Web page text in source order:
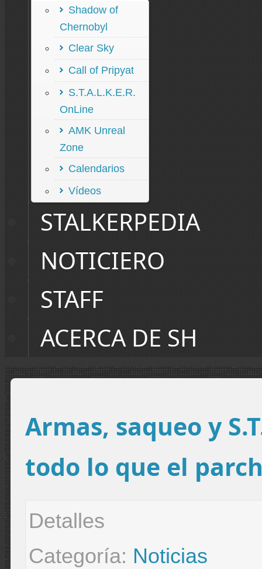
Shadow of
Chernobyl
Clear Sky
Call of Pripyat
S.T.A.L.K.E.R.
OnLine
AMK Unreal
Zone
Calendarios
Vídeos
STALKERPEDIA
NOTICIERO
STAFF
ACERCA DE SH
Armas, saqueo y
todo lo que el
Detalles
Categoría: Noticias